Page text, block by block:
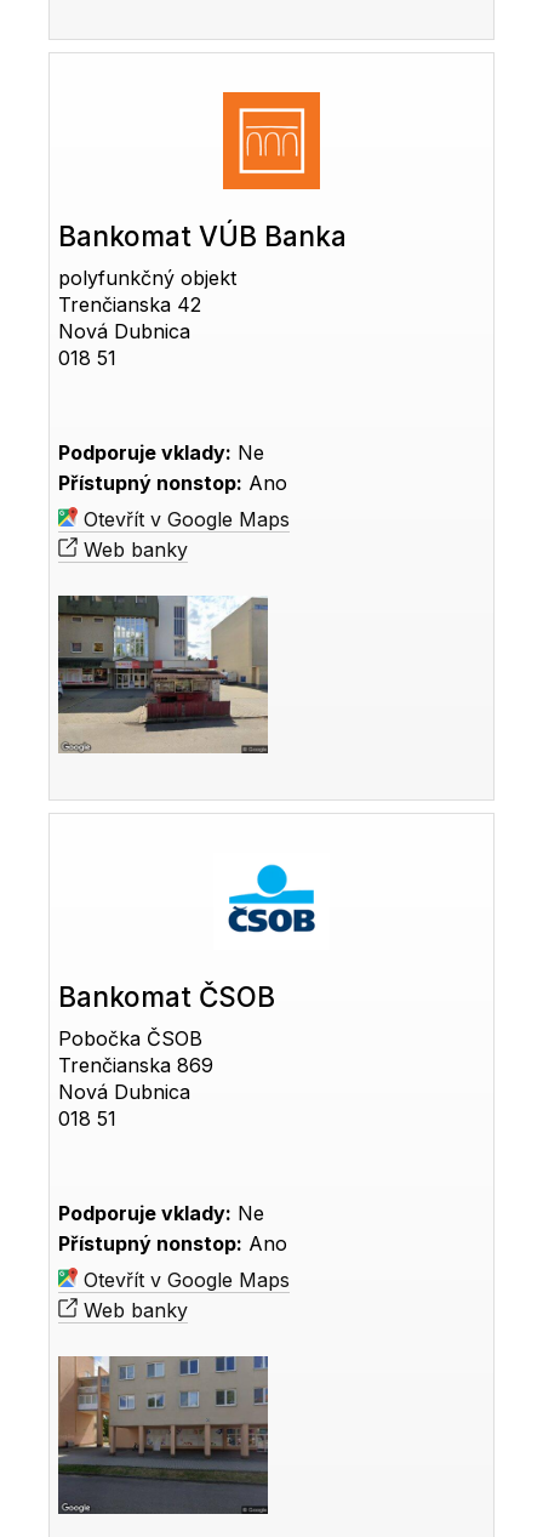
Bankomat VÚB Banka
polyfunkčný objekt
Trenčianska 42
Nová Dubnica
018 51
Podporuje vklady: Ne
Přístupný nonstop: Ano
Otevřít v Google Maps
Web banky
Bankomat ČSOB
Pobočka ČSOB
Trenčianska 869
Nová Dubnica
018 51
Podporuje vklady: Ne
Přístupný nonstop: Ano
Otevřít v Google Maps
Web banky